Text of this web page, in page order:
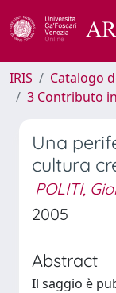
IRIS
Catalogo
3 Contributo
Una
cultura
POLITI,
2005
Abstract
Il saggio è